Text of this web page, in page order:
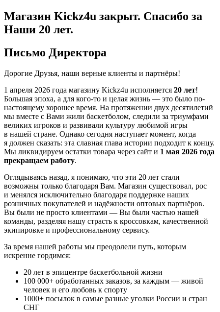
Магазин Kickz4u закрыт. Спасибо за
Наши 20 лет.
Письмо Директора
Дорогие Друзья, наши верные клиенты и партнёры!
1 апреля 2026 года магазину Kickz4u исполняется 20 лет!
Большая эпоха, а для кого-то и целая жизнь — это было по-
настоящему хорошее время. На протяжении двух десятилетий
мы вместе с Вами жили баскетболом, следили за триумфами
великих игроков и развивали культуру любимой игры
в нашей стране. Однако сегодня наступает момент, когда
я должен сказать: эта славная глава истории подходит к концу.
Мы ликвидируем остатки товара через сайт и 1 мая 2026 года
прекращаем работу.
Оглядываясь назад, я понимаю, что эти 20 лет стали
возможны только благодаря Вам. Магазин существовал, рос
и менялся исключительно благодаря поддержке наших
розничных покупателей и надёжности оптовых партнёров.
Вы были не просто клиентами — Вы были частью нашей
команды, разделяя нашу страсть к кроссовкам, качественной
экипировке и профессиональному сервису.
За время нашей работы мы преодолели путь, которым
искренне гордимся:
20 лет в эпицентре баскетбольной жизни
100 000+ обработанных заказов, за каждым — живой
человек и его любовь к спорту
1000+ посылок в самые разные уголки России и стран
СНГ